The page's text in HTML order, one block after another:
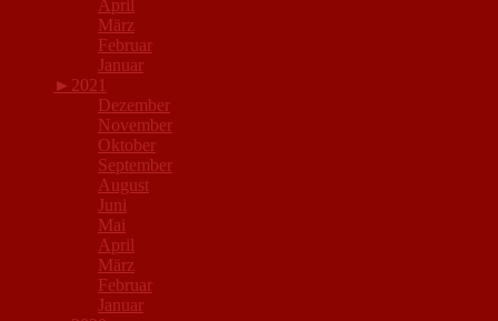
April
März
Februar
Januar
► 2021
Dezember
November
Oktober
September
August
Juni
Mai
April
März
Februar
Januar